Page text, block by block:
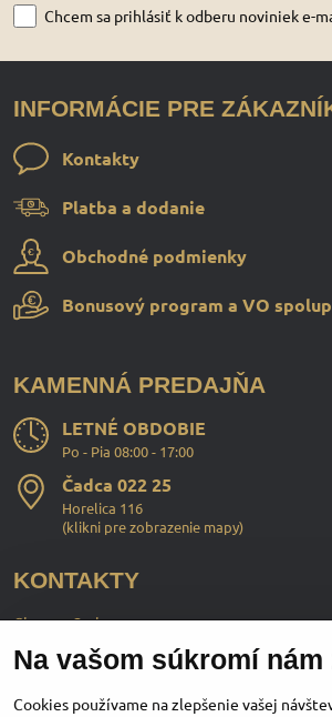
Chcem sa prihlásiť k odberu noviniek e-
INFORMÁCIE PRE
Kontakty
Platba a dodanie
Obchodné podmienky
Bonusový program a VO
KAMENNÁ PREDAJŇA
LETNÉ OBDOBIE
Po - Pia 08:00 - 17:00
Čadca 022 25
Horelica 116
(klikni pre zobrazenie mapy)
KONTAKTY
ChopperStyle s.r.o.
Ing. Martin Murčo
+421 911 364 555
Na vašom súkromí nám
Cookies používame na zlepšenie vašej